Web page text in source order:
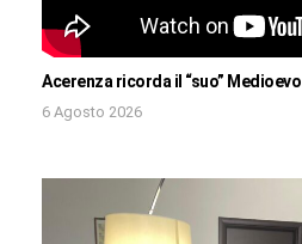
Acerenza ricorda il “suo” Medioevo
6 Agosto 2026